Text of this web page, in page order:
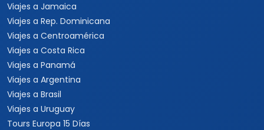
Viajes a Jamaica
Viajes a Rep. Dominicana
Viajes a Centroamérica
Viajes a Costa Rica
Viajes a Panamá
Viajes a Argentina
Viajes a Brasil
Viajes a Uruguay
Tours Europa 15 Días